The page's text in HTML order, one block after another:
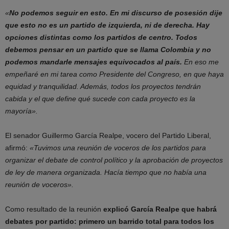
«No podemos seguir en esto. En mi discurso de posesión dije
que esto no es un partido de izquierda, ni de derecha. Hay
opciones distintas como los partidos de centro. Todos
debemos pensar en un partido que se llama Colombia y no
podemos mandarle mensajes equivocados al país. En eso me
empeñaré en mi tarea como Presidente del Congreso, en que haya
equidad y tranquilidad. Además, todos los proyectos tendrán
cabida y el que define qué sucede con cada proyecto es la
mayoría».
El senador Guillermo García Realpe, vocero del Partido Liberal,
afirmó: «Tuvimos una reunión de voceros de los partidos para
organizar el debate de control político y la aprobación de proyectos
de ley de manera organizada. Hacía tiempo que no había una
reunión de voceros».
Como resultado de la reunión explicó García Realpe que habrá
debates por partido: primero un barrido total para todos los